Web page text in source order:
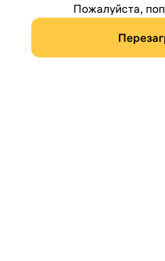
Пожалуйста,